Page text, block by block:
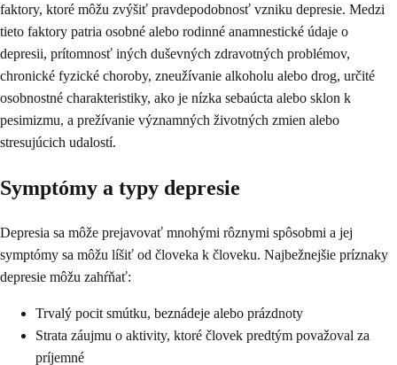
faktory, ktoré môžu zvýšiť pravdepodobnosť vzniku depresie. Medzi
tieto faktory patria osobné alebo rodinné anamnestické údaje o
depresii, prítomnosť iných duševných zdravotných problémov,
chronické fyzické choroby, zneužívanie alkoholu alebo drog, určité
osobnostné charakteristiky, ako je nízka sebaúcta alebo sklon k
pesimizmu, a prežívanie významných životných zmien alebo
stresujúcich udalostí.
Symptómy a typy depresie
Depresia sa môže prejavovať mnohými rôznymi spôsobmi a jej
symptómy sa môžu líšiť od človeka k človeku. Najbežnejšie príznaky
depresie môžu zahŕňať:
Trvalý pocit smútku, beznádeje alebo prázdnoty
Strata záujmu o aktivity, ktoré človek predtým považoval za
príjemné